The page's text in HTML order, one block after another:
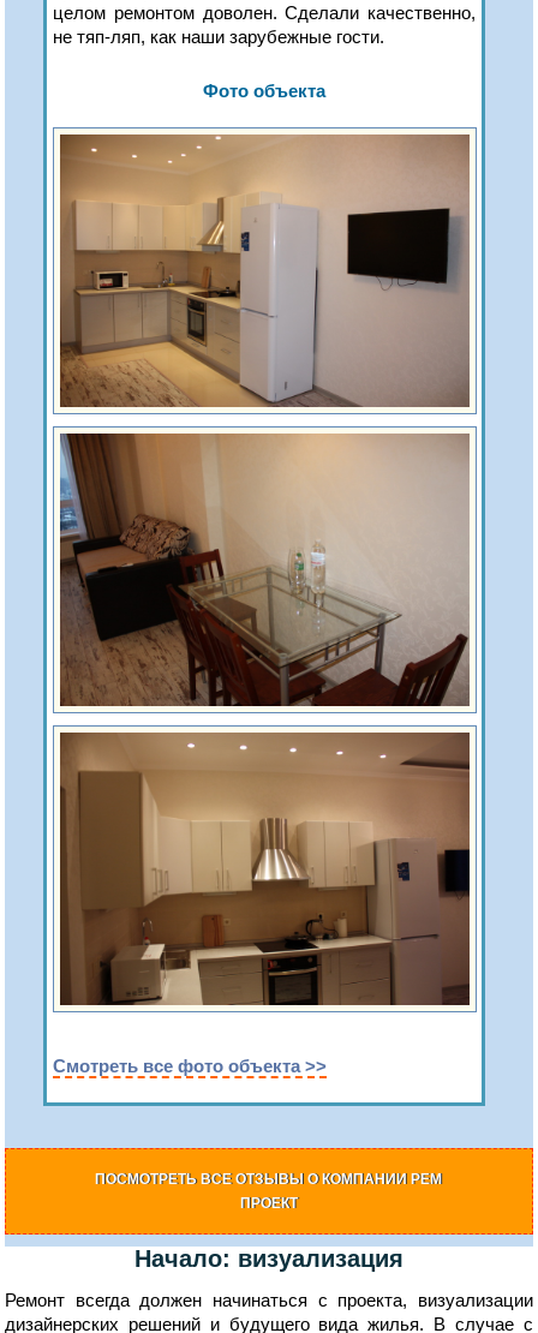
целом ремонтом доволен. Сделали качественно,
не тяп-ляп, как наши зарубежные гости.
Фото объекта
Смотреть все фото объекта >>
ПОСМОТРЕТЬ ВСЕ ОТЗЫВЫ О КОМПАНИИ РЕМ
ПРОЕКТ
Начало: визуализация
Ремонт всегда должен начинаться с проекта, визуализации
дизайнерских решений и будущего вида жилья. В случае с